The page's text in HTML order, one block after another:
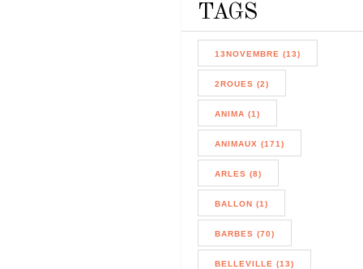
TAGS
13NOVEMBRE (13)
2ROUES (2)
ANIMA (1)
ANIMAUX (171)
ARLES (8)
BALLON (1)
BARBES (70)
BELLEVILLE (13)